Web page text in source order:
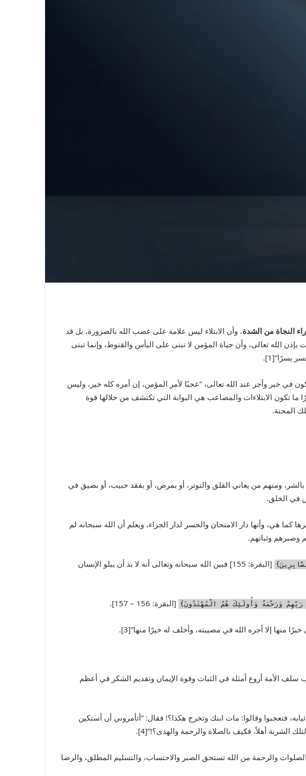
النجاة من الشدة، وأن الابتلاء ليس علامة على غضب الله بالضرورة، بل قد
الله تعالى، وأن حياة المؤمن لا تبنى على اليأس والقنوط، وإنما تبنى
يسرًا”[1].
في خير وأجر عند الله تعالى، “عجبًا لأمر المؤمن، إن أمره كله خير، وليس
إن أصابته سراء شكر، فكان خيرًا له، وإن أصابته ضراء، صبر فكان خيرًا له”[2]. فكثيرًا ما تكون الابتلاءات والمصاعب هي البوابة التي تكتشف من خلالها قوة
المحنة.
أو بالشر، ومنهم من يعاني القلق والتوتر، أو بمرض، أو بفقد حبيب، أو بضيق في
في الخلق.
هي، وأنها دار الامتحان والجسر لدار الجزاء، ويعلم أن الله سبحانه لم
وصبرهم وثباتهم.
[البقرة: 155] فبين الله سبحانه وتعالى أنه لا بد أن يبلو الإنسان
وَرَحْمَةٌ وَأُولَئِكَ هُمُ الْمُهْتَدُونَ} [البقرة: 156 – 157].
منها إلا أجره الله في مصيبته، وأخلف له خيرًا منها”[3].
سلف الأمة أروع أمثلة في الثبات وقوة الإيمان وتقديم الشكر في أعظم
وقالوا: مات ابنك وتخرج هكذا؟! فقال: “أتأمروني أن أستكين
الشربة أهلاً، فكيف بالصلاة والرحمة والهدى؟!”[4].
والرحمة من الله تستحق الصبر والاحتساب، والتسليم المطلق، والرضا